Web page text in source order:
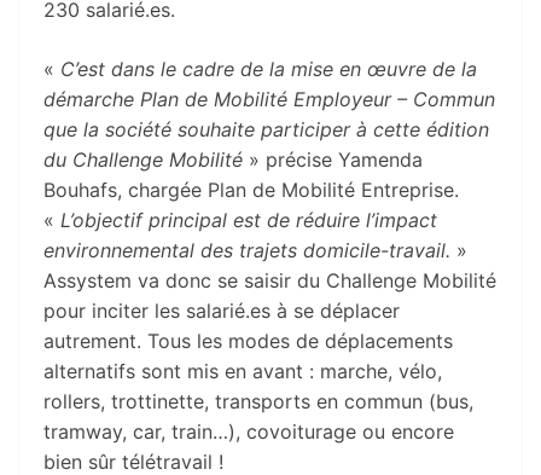
230 salarié.es.
« C’est dans le cadre de la mise en œuvre de la
démarche Plan de Mobilité Employeur – Commun
que la société souhaite participer à cette édition
du Challenge Mobilité » précise Yamenda
Bouhafs, chargée Plan de Mobilité Entreprise.
« L’objectif principal est de réduire l’impact
environnemental des trajets domicile-travail. »
Assystem va donc se saisir du Challenge Mobilité
pour inciter les salarié.es à se déplacer
autrement. Tous les modes de déplacements
alternatifs sont mis en avant : marche, vélo,
rollers, trottinette, transports en commun (bus,
tramway, car, train…), covoiturage ou encore
bien sûr télétravail !